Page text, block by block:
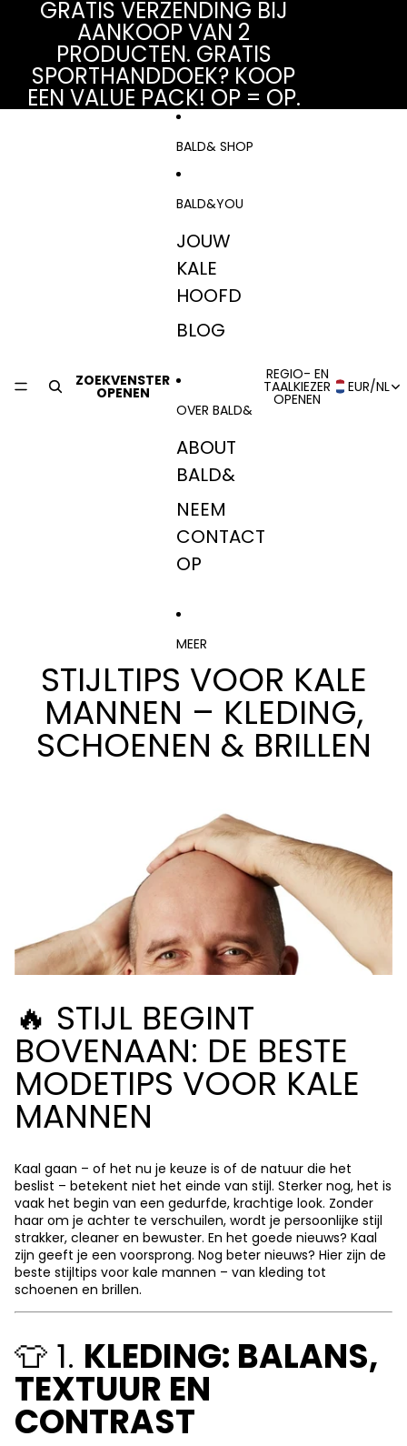
GRATIS VERZENDING BIJ
AANKOOP VAN 2
PRODUCTEN. GRATIS
SPORTHANDDOEK? KOOP
EEN VALUE PACK! OP = OP.
ZOEKVENSTER
OPENEN
BALD& SHOP
BALD&YOU
JOUW
KALE
HOOFD
BLOG
OVER BALD&
ABOUT
BALD&
NEEM
CONTACT
OP
MEER
REGIO- EN
TAALKIEZER
OPENEN
EUR/NL
STIJLTIPS VOOR KALE
MANNEN – KLEDING,
SCHOENEN & BRILLEN
🔥 STIJL BEGINT
BOVENAAN: DE BESTE
MODETIPS VOOR KALE
MANNEN
Kaal gaan – of het nu je keuze is of de natuur die het
beslist – betekent niet het einde van stijl. Sterker nog, het is
vaak het begin van een gedurfde, krachtige look. Zonder
haar om je achter te verschuilen, wordt je persoonlijke stijl
strakker, cleaner en bewuster. En het goede nieuws? Kaal
zijn geeft je een voorsprong. Nog beter nieuws? Hier zijn de
beste stijltips voor kale mannen – van kleding tot
schoenen en brillen.
👕 1. KLEDING: BALANS,
TEXTUUR EN
CONTRAST